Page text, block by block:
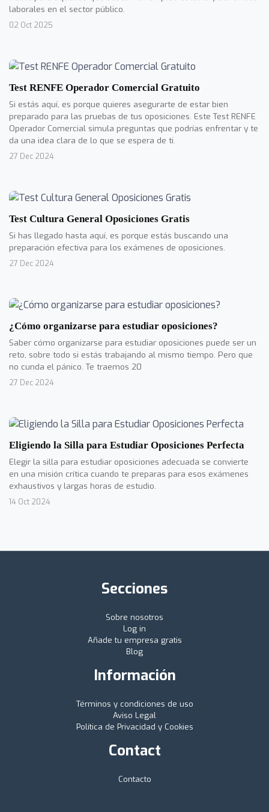
laborales en el sector público.
02 Oct 2025
Test RENFE Operador Comercial Gratuito
Si estás aquí, es porque quieres asegurarte de estar bien
preparado para las pruebas de tus oposiciones. Este Test RENFE
Operador Comercial simula preguntas que podrías enfrentar y te
da una idea clara de lo que se espera de ti.
27 Dec 2024
Test Cultura General Oposiciones Gratis
Si has llegado hasta aquí, es porque estás buscando una
preparación efectiva para los exámenes de oposiciones.
27 Dec 2024
¿Cómo organizarse para estudiar oposiciones?
Saber cómo organizarse para estudiar oposiciones puede ser un
reto, sobre todo si estás trabajando al mismo tiempo. Pero que
no cunda el pánico. Te traemos 20
27 Dec 2024
Eligiendo la Silla para Estudiar Oposiciones Perfecta
Elegir la silla para estudiar oposiciones adecuada se convierte
en una misión crítica cuando te preparas para esos exámenes
exhaustivos y largas horas de estudio.
14 Oct 2024
Secciones
Sobre nosotros
Log in
Añade tu empresa gratis
Blog
Información
Términos y condiciones de uso
Aviso Legal
Política de Privacidad y Cookies
Contact
Contacto